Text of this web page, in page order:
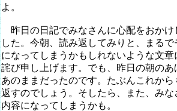
よ。
昨日の日記でみなさんに心配をおかけ
した。今朝、読み返してみりと、まる
になってしまうかもしれないような文
詫び申し上げます。でも、昨日の朝の
あのままだったのです。たぶんこれから
返すのでしょう。そしたら、また、みな
内容になってしまうかも。